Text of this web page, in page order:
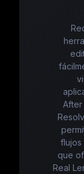
flujos
que
Real